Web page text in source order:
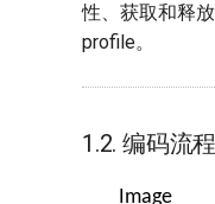
性、获取和释
profile。
1.2. 编码流程